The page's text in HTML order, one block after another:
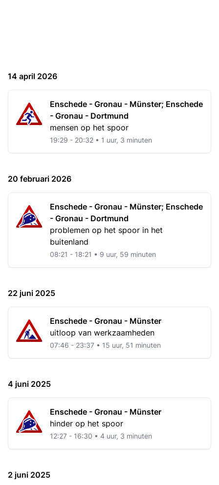
14 april 2026
Enschede - Gronau - Münster; Enschede
- Gronau - Dortmund
mensen op het spoor
19:29 - 20:32 • 1 uur, 3 minuten
20 februari 2026
Enschede - Gronau - Münster; Enschede
- Gronau - Dortmund
problemen op het spoor in het
buitenland
08:21 - 18:21 • 9 uur, 59 minuten
22 juni 2025
Enschede - Gronau - Münster
uitloop van werkzaamheden
07:46 - 23:37 • 15 uur, 51 minuten
4 juni 2025
Enschede - Gronau - Münster
hinder op het spoor
12:27 - 16:30 • 4 uur, 3 minuten
2 juni 2025